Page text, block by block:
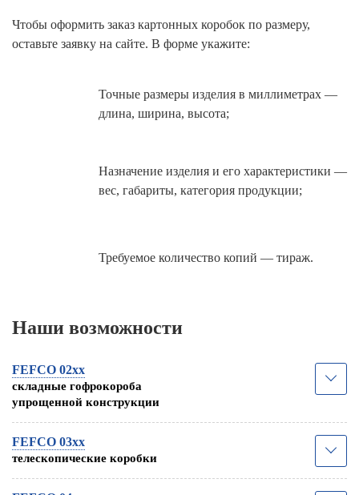
Чтобы оформить заказ картонных коробок по размеру,
оставьте заявку на сайте. В форме укажите:
Точные размеры изделия в миллиметрах —
длина, ширина, высота;
Назначение изделия и его характеристики —
вес, габариты, категория продукции;
Требуемое количество копий — тираж.
Наши возможности
FEFCO 02xx
складные гофрокороба
упрощенной конструкции
FEFCO 03xx
телескопические коробки